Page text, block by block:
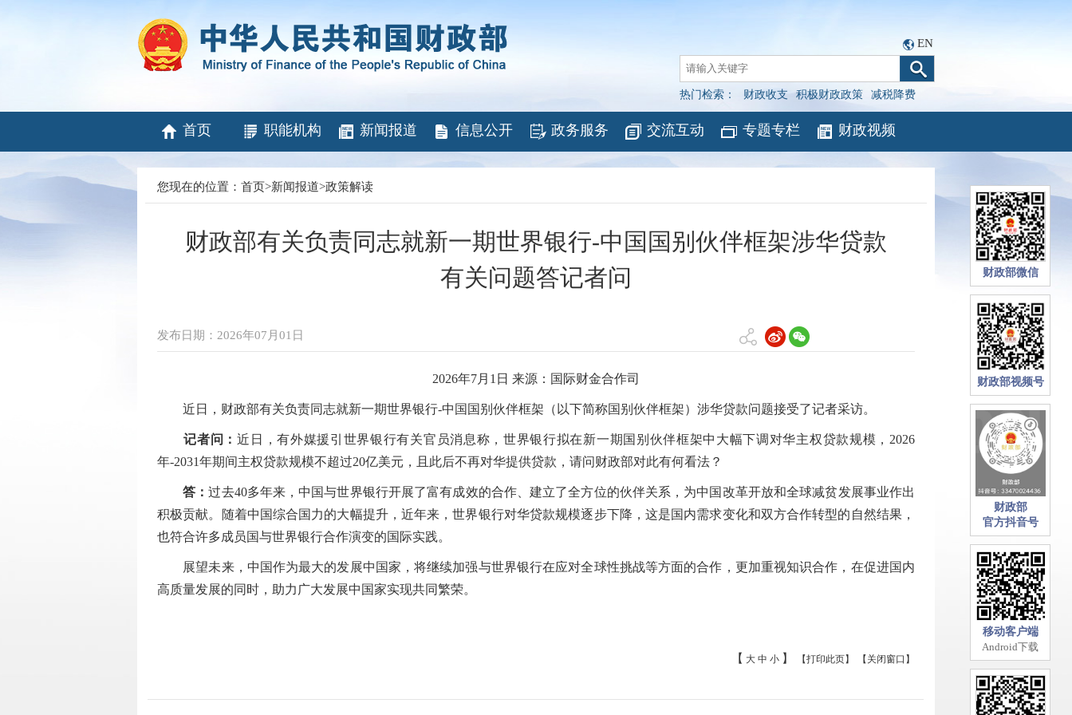
EN
热门检索： 财政收支 积极财政政策 减税降费
首页 职能机构 新闻报道 信息公开 政务服务 交流互动 专题专栏 财政视频
您现在的位置： 首页>新闻报道>政策解读
财政部有关负责同志就新一期世界银行-中国国别伙伴框架涉华贷款
有关问题答记者问
发布日期：2026年07月01日
2026年7月1日 来源：国际财金合作司
近日，财政部有关负责同志就新一期世界银行-中国国别伙伴框架（以下简称国别伙伴框架）涉华贷款问题接受了记者采访。
记者问：近日，有外媒援引世界银行有关官员消息称，世界银行拟在新一期国别伙伴框架中大幅下调对华主权贷款规模，2026
年-2031年期间主权贷款规模不超过20亿美元，且此后不再对华提供贷款，请问财政部对此有何看法？
答：过去40多年来，中国与世界银行开展了富有成效的合作、建立了全方位的伙伴关系，为中国改革开放和全球减贫发展事业作出
积极贡献。随着中国综合国力的大幅提升，近年来，世界银行对华贷款规模逐步下降，这是国内需求变化和双方合作转型的自然结果，
也符合许多成员国与世界银行合作演变的国际实践。
展望未来，中国作为最大的发展中国家，将继续加强与世界银行在应对全球性挑战等方面的合作，更加重视知识合作，在促进国内
高质量发展的同时，助力广大发展中国家实现共同繁荣。
【 大 中 小 】 【打印此页】 【关闭窗口】
财政部微信
财政部视频号
财政部
官方抖音号
移动客户端
Android下载